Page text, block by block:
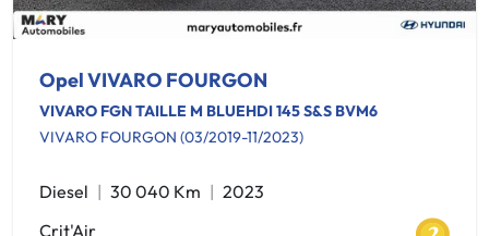
Opel VIVARO FOURGON
VIVARO FGN TAILLE M BLUEHDI 145 S&S BVM6
VIVARO FOURGON (03/2019-11/2023)
Diesel 30 040 Km
2023
Crit'Air